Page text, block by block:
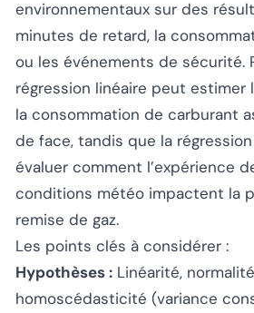
environnementaux sur des
minutes de retard, la
ou les événements de sécurité.
régression linéaire peut estimer
la consommation de carburant
de face, tandis que la
évaluer comment l’expérience
conditions météo impactent la
remise de gaz.
Les points clés à considérer :
Hypothèses : Linéarité,
homoscédasticité (variance